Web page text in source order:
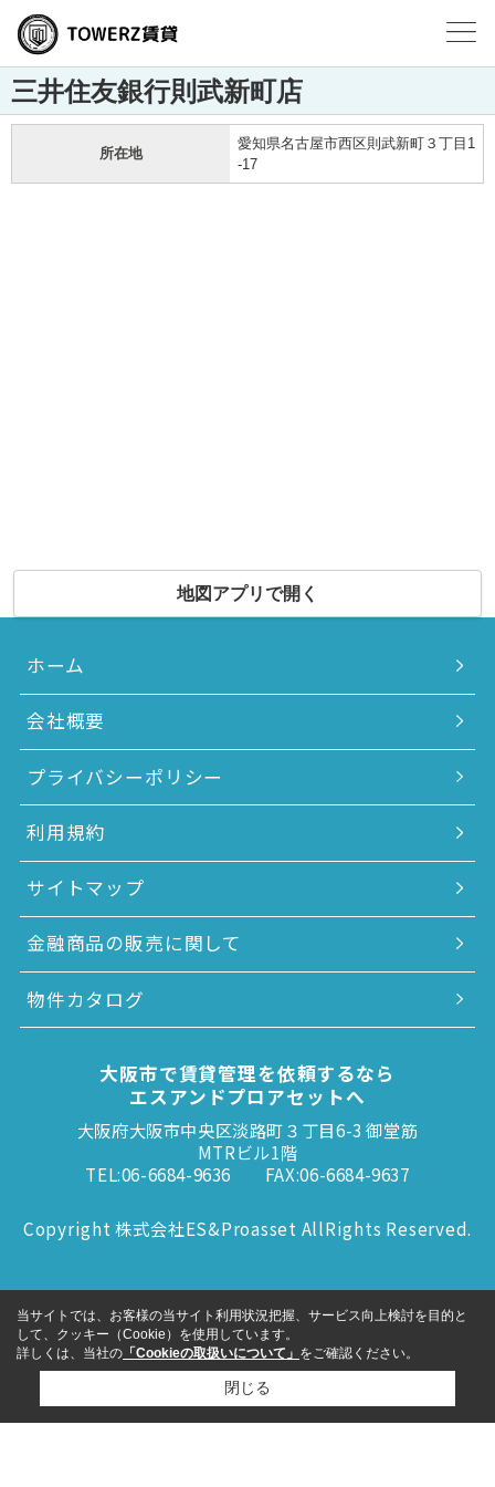
三井住友銀行則武新町店
所在地
愛知県名古屋市西区則武新町３丁目1
-17
地図アプリで開く
ホーム
会社概要
プライバシーポリシー
利用規約
サイトマップ
金融商品の販売に関して
物件カタログ
大阪市で賃貸管理を依頼するなら
エスアンドプロアセットへ
大阪府大阪市中央区淡路町３丁目6-3 御堂筋
MTRビル1階
TEL:06-6684-9636
FAX:06-6684-9637
Copyright 株式会社ES&Proasset AllRights Reserved.
当サイトでは、お客様の当サイト利用状況把握、サービス向上検討を目的と
して、クッキー（Cookie）を使用しています。
詳しくは、当社の 「Cookieの取扱いについて」 をご確認ください。
閉じる